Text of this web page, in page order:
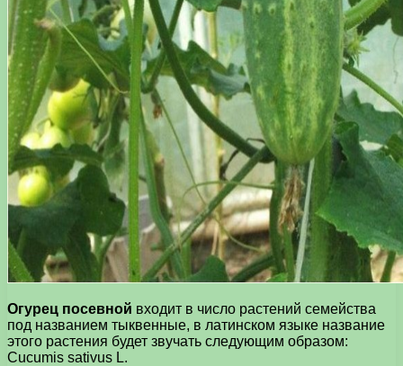
Огурец посевной входит в число растений семейства
под названием тыквенные, в латинском языке название
этого растения будет звучать следующим образом:
Cucumis sativus L.